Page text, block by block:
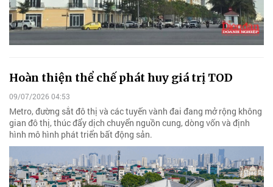
Hoàn thiện thể chế phát huy giá trị TOD
09/07/2026 04:53
Metro, đường sắt đô thị và các tuyến vành đai đang mở rộng không
gian đô thị, thúc đẩy dịch chuyển nguồn cung, dòng vốn và định
hình mô hình phát triển bất động sản.